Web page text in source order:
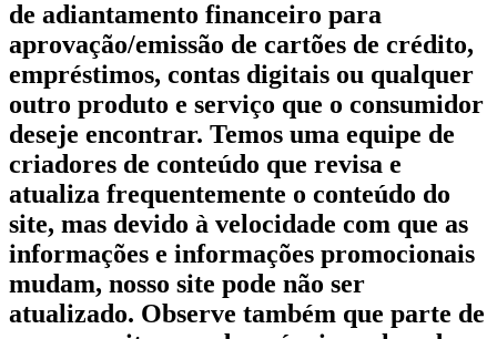
de adiantamento financeiro para
aprovação/emissão de cartões de crédito,
empréstimos, contas digitais ou qualquer
outro produto e serviço que o consumidor
deseje encontrar. Temos uma equipe de
criadores de conteúdo que revisa e
atualiza frequentemente o conteúdo do
site, mas devido à velocidade com que as
informações e informações promocionais
mudam, nosso site pode não ser
atualizado. Observe também que parte de